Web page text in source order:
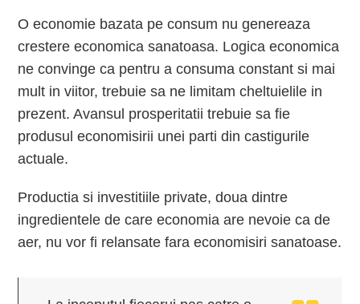
O economie bazata pe consum nu genereaza
crestere economica sanatoasa. Logica economica
ne convinge ca pentru a consuma constant si mai
mult in viitor, trebuie sa ne limitam cheltuielile in
prezent. Avansul prosperitatii trebuie sa fie
produsul economisirii unei parti din castigurile
actuale.
Productia si investitiile private, doua dintre
ingredientele de care economia are nevoie ca de
aer, nu vor fi relansate fara economisiri sanatoase.